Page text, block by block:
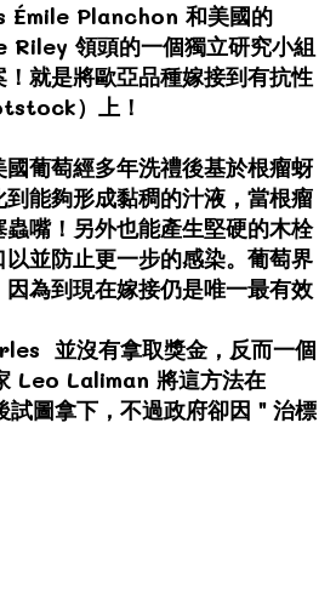
Émile Planchon 和美國的
領頭的一個獨立研究小組
就是將歐亞品種嫁接到有抗性
）上！
葡萄經多年洗禮後基於根瘤蚜
能夠形成黏稠的汁液，當根瘤
嘴！另外也能產生堅硬的木栓
並防止更一步的感染。葡萄界
為到現在嫁接仍是唯一最有效
並沒有拿取獎金，反而一個
Leo Laliman 將這方法在
圖拿下，不過政府卻因＂治標